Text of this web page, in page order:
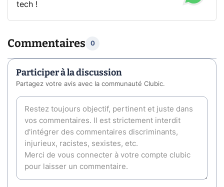
tech !
Commentaires 0
Participer à la discussion
Partagez votre avis avec la communauté Clubic.